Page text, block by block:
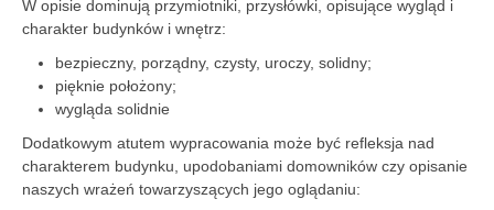
W opisie dominują przymiotniki, przysłówki, opisujące wygląd i
charakter budynków i wnętrz:
bezpieczny, porządny, czysty, uroczy, solidny;
pięknie położony;
wygląda solidnie
Dodatkowym atutem wypracowania może być refleksja nad
charakterem budynku, upodobaniami domowników czy opisanie
naszych wrażeń towarzyszących jego oglądaniu: